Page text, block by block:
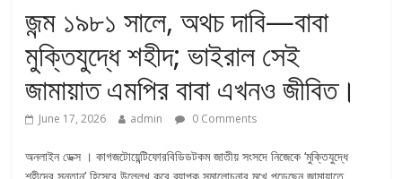
জন্ম ১৯৮১ সালে, অথচ দাবি—বাবা
মুক্তিযুদ্ধে শহীদ; ভাইরাল সেই
জামায়াত এমপির বাবা এখনও জীবিত।
June 17, 2026 admin 0 Comments
অনলাইন ডেক্স । কাগজটোয়েন্টিফোরবিডিডটকম জাতীয় সংসদে নিজেকে ‘মুক্তিযুদ্ধে
শহীদের সন্তান’ হিসেবে উল্লেখ করে ব্যাপক সমালোচনার মুখে পড়েছেন জামায়াতে